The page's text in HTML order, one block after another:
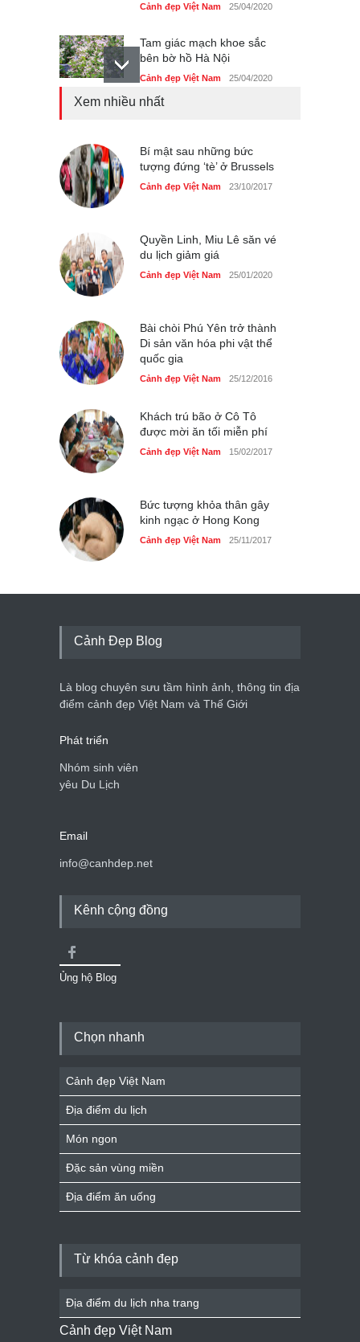
Cảnh đẹp Việt Nam 25/04/2020
Tam giác mạch khoe sắc
bên bờ hồ Hà Nội
Cảnh đẹp Việt Nam 25/04/2020
Cảnh đẹp Việt Nam 24/04/2020
Những món ăn đồng quê
Xem nhiều nhất
Bí mật sau những bức
tượng đứng ‘tè’ ở Brussels
Cảnh đẹp Việt Nam 23/10/2017
Quyền Linh, Miu Lê săn vé
du lịch giảm giá
Cảnh đẹp Việt Nam 25/01/2020
Bài chòi Phú Yên trở thành
Di sản văn hóa phi vật thể
quốc gia
Cảnh đẹp Việt Nam 25/12/2016
Khách trú bão ở Cô Tô
được mời ăn tối miễn phí
Cảnh đẹp Việt Nam 15/02/2017
Bức tượng khỏa thân gây
kinh ngạc ở Hong Kong
Cảnh đẹp Việt Nam 25/11/2017
Cảnh Đẹp Blog
Là blog chuyên sưu tầm hình ảnh, thông tin địa
điểm cảnh đẹp Việt Nam và Thế Giới
Phát triển
Nhóm sinh viên
yêu Du Lịch
Email
info@canhdep.net
Kênh cộng đồng
Ủng hộ Blog
Chọn nhanh
Cảnh đẹp Việt Nam
Địa điểm du lịch
Món ngon
Đặc sản vùng miền
Địa điểm ăn uống
Từ khóa cảnh đẹp
Địa điểm du lịch nha trang
Cảnh đẹp Việt Nam